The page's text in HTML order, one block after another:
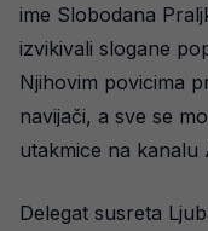
ime Slobodana
izvikivali slogane
Njihovim povicima
navijači, a sve se
utakmice na kanalu
Delegat susreta